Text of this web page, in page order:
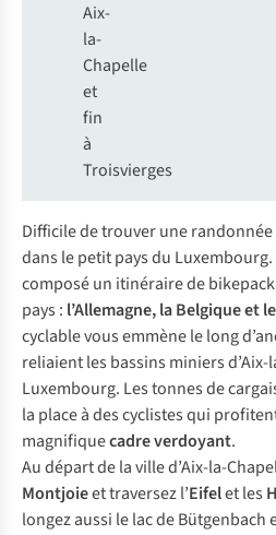
Aix-
la-
Chapelle
et
fin
à
Troisvierges
Difficile de trouver une
dans le petit pays du
composé un itinéraire de
pays : l’Allemagne, la Belgique et
cyclable vous emmène le long
reliaient les bassins miniers
Luxembourg. Les tonnes de
la place à des cyclistes qui
magnifiquecadre verdoyant.
Au départ de la ville d’Aix-la-
Montjoieet traversez l’Eifelet les
longez aussi le lac de Bütgenbach